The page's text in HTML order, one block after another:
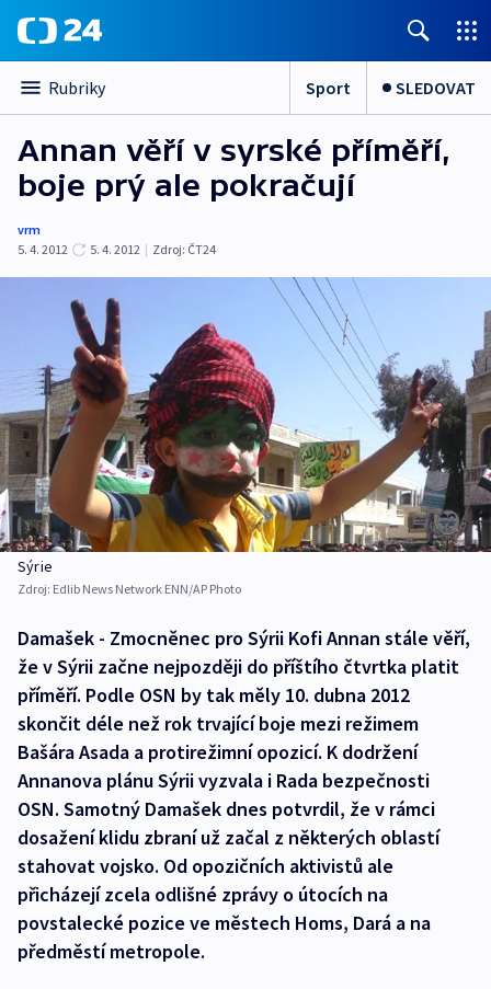
Rubriky Sport SLEDOVAT
Annan věří v syrské příměří,
boje prý ale pokračují
vrm
5. 4. 2012
5. 4. 2012 | Zdroj: ČT24
Sýrie
Zdroj: Edlib News Network ENN/AP Photo
Damašek - Zmocněnec pro Sýrii Kofi Annan stále věří,
že v Sýrii začne nejpozději do příštího čtvrtka platit
příměří. Podle OSN by tak měly 10. dubna 2012
skončit déle než rok trvající boje mezi režimem
Bašára Asada a protirežimní opozicí. K dodržení
Annanova plánu Sýrii vyzvala i Rada bezpečnosti
OSN. Samotný Damašek dnes potvrdil, že v rámci
dosažení klidu zbraní už začal z některých oblastí
stahovat vojsko. Od opozičních aktivistů ale
přicházejí zcela odlišné zprávy o útocích na
povstalecké pozice ve městech Homs, Dará a na
předměstí metropole.